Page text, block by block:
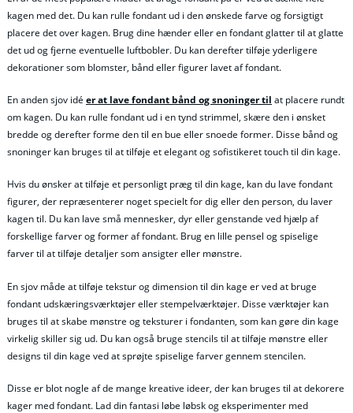
kagen med det. Du kan rulle fondant ud i den ønskede farve og forsigtigt
placere det over kagen. Brug dine hænder eller en fondant glatter til at glatte
det ud og fjerne eventuelle luftbobler. Du kan derefter tilføje yderligere
dekorationer som blomster, bånd eller figurer lavet af fondant.
En anden sjov idé er at lave fondant bånd og snoninger til at placere rundt
om kagen. Du kan rulle fondant ud i en tynd strimmel, skære den i ønsket
bredde og derefter forme den til en bue eller snoede former. Disse bånd og
snoninger kan bruges til at tilføje et elegant og sofistikeret touch til din kage.
Hvis du ønsker at tilføje et personligt præg til din kage, kan du lave fondant
figurer, der repræsenterer noget specielt for dig eller den person, du laver
kagen til. Du kan lave små mennesker, dyr eller genstande ved hjælp af
forskellige farver og former af fondant. Brug en lille pensel og spiselige
farver til at tilføje detaljer som ansigter eller mønstre.
En sjov måde at tilføje tekstur og dimension til din kage er ved at bruge
fondant udskæringsværktøjer eller stempelværktøjer. Disse værktøjer kan
bruges til at skabe mønstre og teksturer i fondanten, som kan gøre din kage
virkelig skiller sig ud. Du kan også bruge stencils til at tilføje mønstre eller
designs til din kage ved at sprøjte spiselige farver gennem stencilen.
Disse er blot nogle af de mange kreative ideer, der kan bruges til at dekorere
kager med fondant. Lad din fantasi løbe løbsk og eksperimenter med